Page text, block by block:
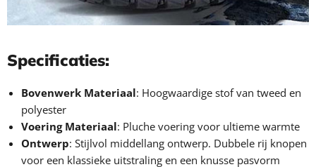
Specificaties:
Bovenwerk Materiaal: Hoogwaardige stof van tweed en
polyester
Voering Materiaal: Pluche voering voor ultieme warmte
Ontwerp: Stijlvol middellang ontwerp. Dubbele rij knopen
voor een klassieke uitstraling en een knusse pasvorm